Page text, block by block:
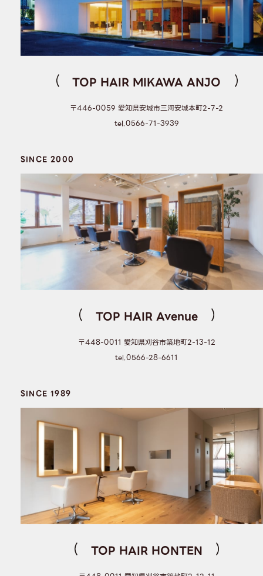
TOP HAIR MIKAWA ANJO
〒446-0059 愛知県安城市三河安城本町2-7-2
tel.0566-71-3939
SINCE 2000
TOP HAIR Avenue
〒448-0011 愛知県刈谷市築地町2-13-12
tel.0566-28-6611
SINCE 1989
TOP HAIR HONTEN